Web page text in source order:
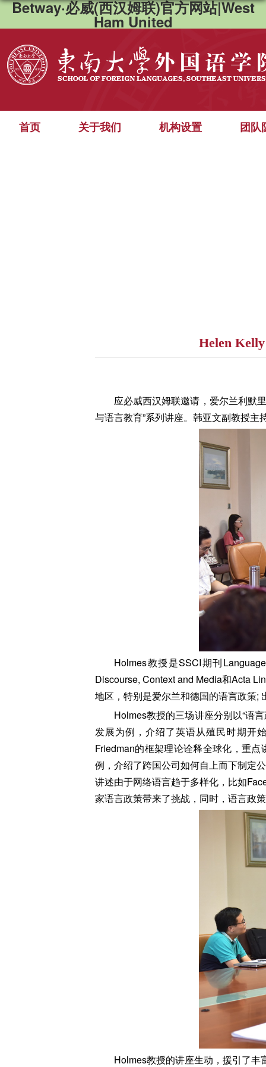
Betway·必威(西汉姆联)官方网站|West
Ham United
首页 关于我们 机构设置 团队
Helen
应必威西汉姆联邀请，爱尔兰利默
与语言教育”系列讲座。韩亚文副教授主
Holmes教授是SSCI期刊
Discourse, Context and Media和Acta
地区，特别是爱尔兰和德国的语言政策;
Holmes教授的三场讲座分别以“语
发展为例，介绍了英语从殖民时期开
Friedman的框架理论诠释全球化，重
例，介绍了跨国公司如何自上而下制定
讲述由于网络语言趋于多样化，比如
家语言政策带来了挑战，同时，语言政
Holmes教授的讲座生动，援引了